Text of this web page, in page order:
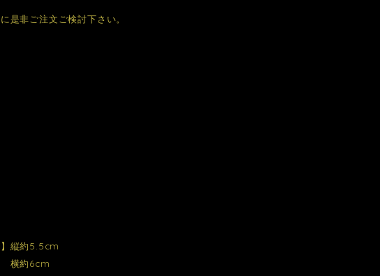
是非ご注文ご検討下さい。
】縦約5.5cm
6cm